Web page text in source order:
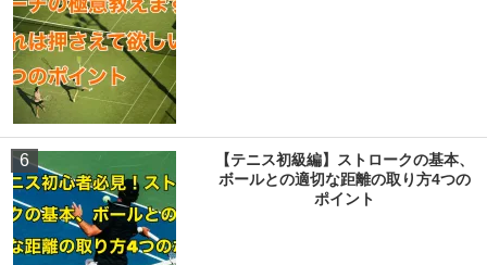
6
【テニス初級編】ストロークの基本、
ボールとの適切な距離の取り方4つの
ポイント